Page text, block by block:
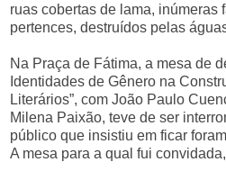
ruas cobertas de lama, inúmeras
pertences, destruídos pelas
Na Praça de Fátima, a mesa de
Identidades de Gênero na
Literários”, com João Paulo
Milena Paixão, teve de ser
público que insistiu em ficar
A mesa para a qual fui